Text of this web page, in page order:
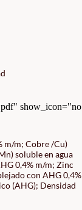
m/m; Cobre /Cu)
soluble en agua
0,4% m/m; Zinc
con AHG 0,4%
(AHG); Densidad